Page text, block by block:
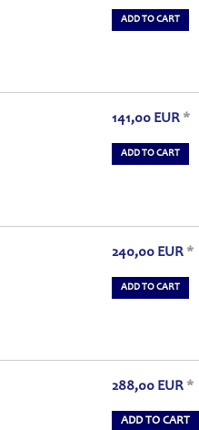
ADD TO CART
141,00 EUR *
ADD TO CART
240,00 EUR *
ADD TO CART
288,00 EUR *
ADD TO CART